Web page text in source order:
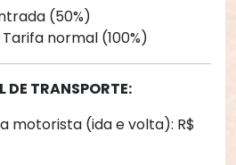
(50%)
normal (100%)
DE TRANSPORTE:
motorista (ida e volta): R$